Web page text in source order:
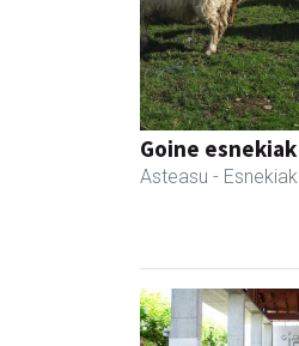
Goine esnekiak
Asteasu - Esnekiak